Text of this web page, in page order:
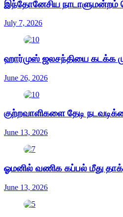
இந்தோனேசிய நாடாளுமன்றம்
July 7, 2026
ஹார்முஸ் ஜலசந்தியை கடக்க
June 26, 2026
குற்றவாளிகளை தேடி
June 13, 2026
ஓமனில் வணிக கப்பல் மீது
June 13, 2026